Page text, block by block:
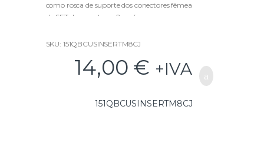
como rosca de suporte dos conectores fêmea
do SET de conectores 2 ou 4, que por sua vez
conectores macho e ganchos.
SKU: 151QBCUSINSERTM8CJ
14,00 € +IVA
151QBCUSINSERTM8CJ